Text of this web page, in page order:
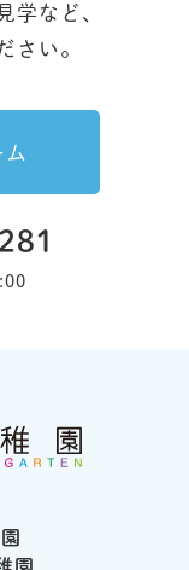
学など、
さい。